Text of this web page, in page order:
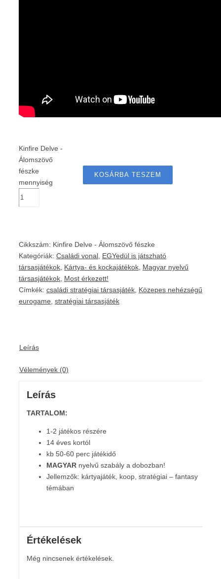
Kinfire Delve -
Álomszövő
fészke
mennyiség
KOSÁRBA TESZEM
Cikkszám: Kinfire Delve - Álomszövő fészke
Kategóriák: Családi vonal EGYedül is játszható
társasjátékok Kártya- és kockajátékok Magyar nyelvű
társasjátékok Most érkezett!
Címkék: családi stratégiai társasjáték Közepes nehézségű
eurogame stratégiai társasjáték
Leírás
Vélemények (0)
Leírás
TARTALOM:
1-2 játékos részére
14 éves kortól
kb 50-60 perc játékidő
MAGYARnyelvű szabály a dobozban!
Jellemzők: kártyajáték, koop, stratégiai – fantasy
témában
Értékelések
Még nincsenek értékelések.